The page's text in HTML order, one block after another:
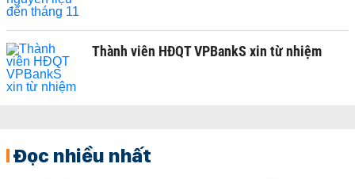
Thành viên HĐQT VPBankS xin từ nhiệm
Đọc nhiều nhất